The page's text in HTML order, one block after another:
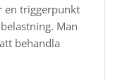
en triggerpunkt
Man
behandla